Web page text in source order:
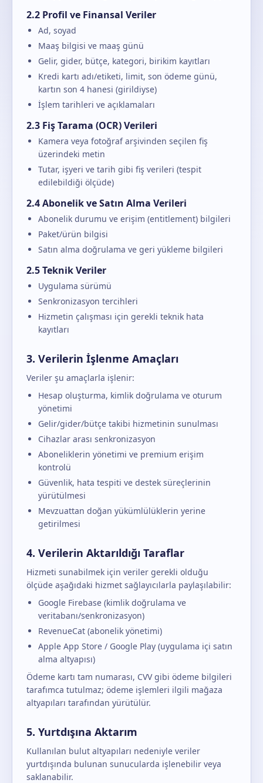
2.2 Profil ve Finansal Veriler
Ad, soyad
Maaş bilgisi ve maaş günü
Gelir, gider, bütçe, kategori, birikim kayıtları
Kredi kartı adı/etiketi, limit, son ödeme günü,
kartın son 4 hanesi (girildiyse)
İşlem tarihleri ve açıklamaları
2.3 Fiş Tarama (OCR) Verileri
Kamera veya fotoğraf arşivinden seçilen fiş
üzerindeki metin
Tutar, işyeri ve tarih gibi fiş verileri (tespit
edilebildiği ölçüde)
2.4 Abonelik ve Satın Alma Verileri
Abonelik durumu ve erişim (entitlement) bilgileri
Paket/ürün bilgisi
Satın alma doğrulama ve geri yükleme bilgileri
2.5 Teknik Veriler
Uygulama sürümü
Senkronizasyon tercihleri
Hizmetin çalışması için gerekli teknik hata
kayıtları
3. Verilerin İşlenme Amaçları
Veriler şu amaçlarla işlenir:
Hesap oluşturma, kimlik doğrulama ve oturum
yönetimi
Gelir/gider/bütçe takibi hizmetinin sunulması
Cihazlar arası senkronizasyon
Aboneliklerin yönetimi ve premium erişim
kontrolü
Güvenlik, hata tespiti ve destek süreçlerinin
yürütülmesi
Mevzuattan doğan yükümlülüklerin yerine
getirilmesi
4. Verilerin Aktarıldığı Taraflar
Hizmeti sunabilmek için veriler gerekli olduğu
ölçüde aşağıdaki hizmet sağlayıcılarla paylaşılabilir:
Google Firebase (kimlik doğrulama ve
veritabanı/senkronizasyon)
RevenueCat (abonelik yönetimi)
Apple App Store / Google Play (uygulama içi satın
alma altyapısı)
Ödeme kartı tam numarası, CVV gibi ödeme bilgileri
tarafımca tutulmaz; ödeme işlemleri ilgili mağaza
altyapıları tarafından yürütülür.
5. Yurtdışına Aktarım
Kullanılan bulut altyapıları nedeniyle veriler
yurtdışında bulunan sunucularda işlenebilir veya
saklanabilir.